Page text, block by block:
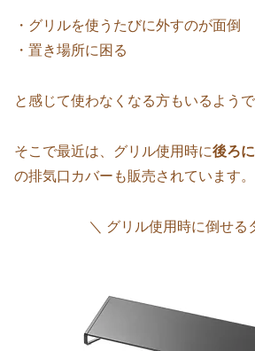
・グリルを使うたびに外すのが面倒
・置き場所に困る
と感じて使わなくなる方もいるようで
そこで最近は、グリル使用時に後ろ
の排気口カバーも販売されています。
＼ グリル使用時に倒せる